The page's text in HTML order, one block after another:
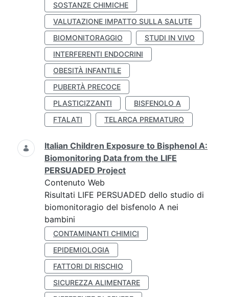
SOSTANZE CHIMICHE
VALUTAZIONE IMPATTO SULLA SALUTE
BIOMONITORAGGIO
STUDI IN VIVO
INTERFERENTI ENDOCRINI
OBESITÀ INFANTILE
PUBERTÀ PRECOCE
PLASTICIZZANTI
BISFENOLO A
FTALATI
TELARCA PREMATURO
Italian Children Exposure to Bisphenol A:
Biomonitoring Data from the LIFE
PERSUADED Project
Contenuto Web
Risultati LIFE PERSUADED dello studio di
biomonitoragio del bisfenolo A nei
bambini
CONTAMINANTI CHIMICI
EPIDEMIOLOGIA
FATTORI DI RISCHIO
SICUREZZA ALIMENTARE